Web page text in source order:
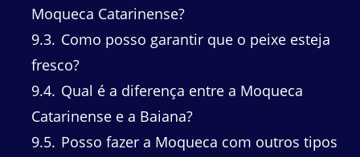
Moqueca Catarinense?
9.3 Como posso garantir que o peixe esteja
fresco?
9.4 Qual é a diferença entre a Moqueca
Catarinense e a Baiana?
9.5 Posso fazer a Moqueca com outros tipos